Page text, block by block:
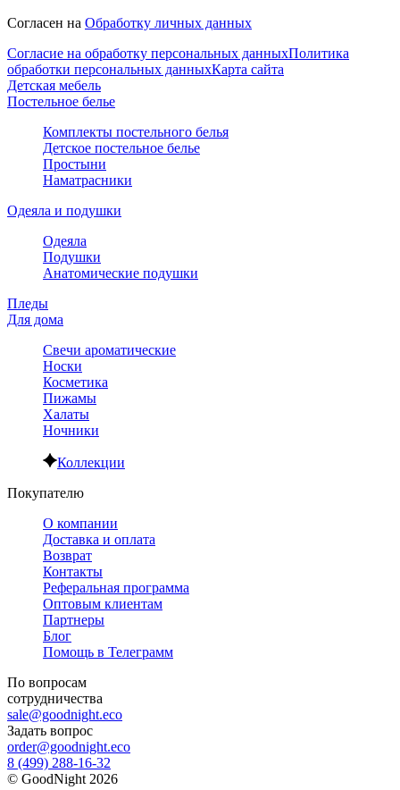
Согласен на Обработку личных данных
Согласие на обработку персональных данныхПолитика
обработки персональных данныхКарта сайта
Детская мебель
Постельное белье
Комплекты постельного белья
Детское постельное белье
Простыни
Наматрасники
Одеяла и подушки
Одеяла
Подушки
Анатомические подушки
Пледы
Для дома
Свечи ароматические
Носки
Косметика
Пижамы
Халаты
Ночники
Коллекции
Покупателю
О компании
Доставка и оплата
Возврат
Контакты
Реферальная программа
Оптовым клиентам
Партнеры
Блог
Помощь в Телеграмм
По вопросам
сотрудничества
sale@goodnight.eco
Задать вопрос
order@goodnight.eco
8 (499) 288-16-32
© GoodNight 2026